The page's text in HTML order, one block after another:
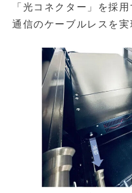
「光コネクター」を採
通信のケーブルレスを実